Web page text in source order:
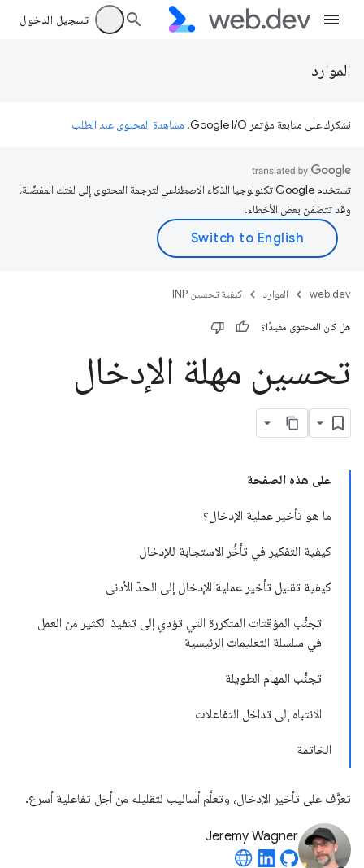
تسجيل الدخول
الموارد
نشكرك على متابعة مؤتمر Google I/O. مشاهدة المحتوى عند الطلب
تستخدم Google تكنولوجيا الذكاء الاصطناعي لترجمة المحتوى إلى لغتك المفضّلة،
وقد تتضمّن بعض الأخطاء.
web.dev الموارد كيفية تحسين INP
هل كان المحتوى مفيدًا؟
تحسين مهلة الإدخال
على هذه الصفحة
ما هو تأخير عملية الإدخال؟
كيفية التفكير في تأخُّر الاستجابة للإدخال
كيفية تقليل تأخير عملية الإدخال إلى الحدّ الأدنى
تجنُّب المؤقتات المتكررة التي تؤدي إلى تنفيذ الكثير من العمل
في سلسلة التعليمات الرئيسية
تجنُّب المهام الطويلة
الانتباه إلى تداخل التفاعلات
الخاتمة
تعرَّف على تأخير الإدخال، وتعلَّم أساليب لتقليله من أجل تفاعلية أسرع.
Jeremy Wagner